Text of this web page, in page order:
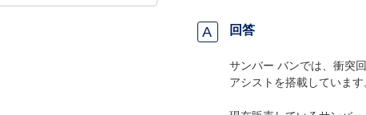
回答
サンバー バンでは、衝突
アシストを搭載しています